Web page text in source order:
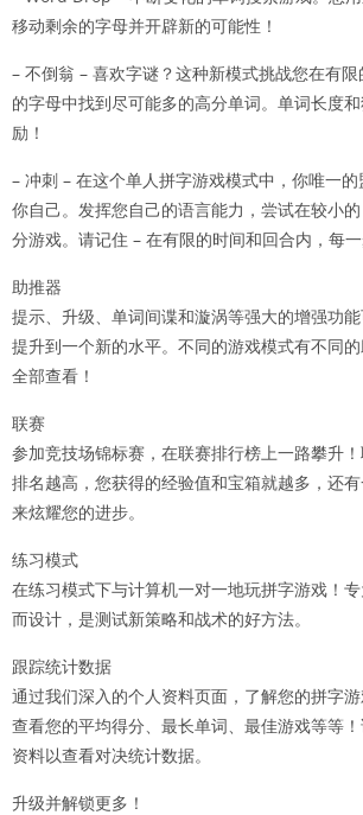
移动剩余的字母并开辟新的可能性！
– 不倒翁 – 喜欢字谜？这种新模式挑战您在有
的字母中找到尽可能多的高分单词。单词长度
励！
– 冲刺 – 在这个单人拼字游戏模式中，你唯一
你自己。发挥您自己的语言能力，尝试在较小
分游戏。请记住 – 在有限的时间和回合内，每一
助推器
提示、升级、单词间谍和漩涡等强大的增强功
提升到一个新的水平。不同的游戏模式有不同
全部查看！
联赛
参加竞技场锦标赛，在联赛排行榜上一路攀升
排名越高，您获得的经验值和宝箱就越多，还
来炫耀您的进步。
练习模式
在练习模式下与计算机一对一地玩拼字游戏！
而设计，是测试新策略和战术的好方法。
跟踪统计数据
通过我们深入的个人资料页面，了解您的拼字游
查看您的平均得分、最长单词、最佳游戏等等
资料以查看对决统计数据。
升级并解锁更多！